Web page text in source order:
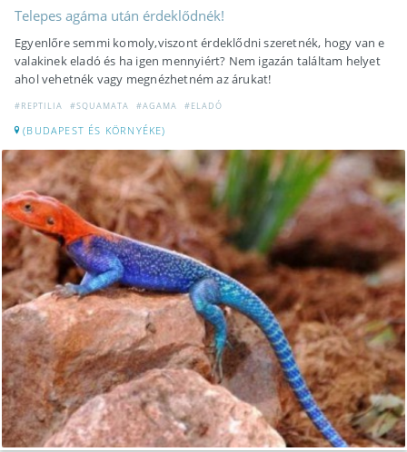
Telepes agáma után érdeklődnék!
Egyenlőre semmi komoly,viszont érdeklődni szeretnék, hogy van e
valakinek eladó és ha igen mennyiért? Nem igazán találtam helyet
ahol vehetnék vagy megnézhetném az árukat!
#REPTILIA #SQUAMATA #AGAMA #ELADÓ
(BUDAPEST ÉS KÖRNYÉKE)